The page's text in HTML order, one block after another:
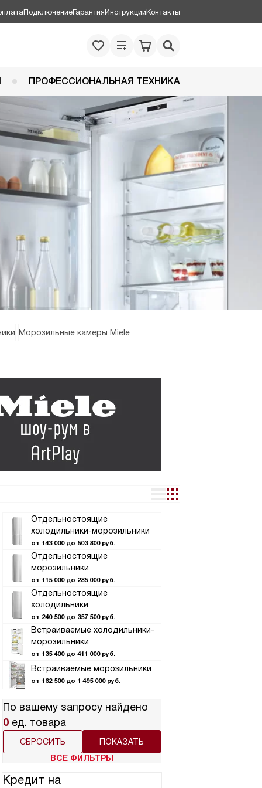
ПодключениеГарантияИнструкцииКонтакты
ПРОФЕССИОНАЛЬНАЯ ТЕХНИКА
Морозильные камеры Miele
Отдельностоящие
холодильники-морозильники
от 143 000 до 503 800 руб.
Отдельностоящие
морозильники
от 115 000 до 285 000 руб.
Отдельностоящие
холодильники
от 240 500 до 357 500 руб.
Встраиваемые холодильники-
морозильники
от 135 400 до 411 000 руб.
Встраиваемые морозильники
от 162 500 до 1 495 000 руб.
По вашему запросу найдено
0 ед. товара
СБРОСИТЬ
ВСЕ ФИЛЬТРЫ
Кредит на